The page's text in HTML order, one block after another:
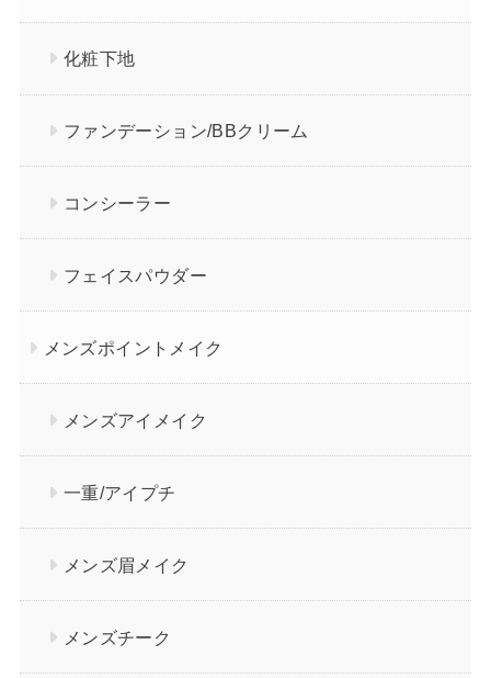
化粧下地
ファンデーション/BBクリーム
コンシーラー
フェイスパウダー
メンズポイントメイク
メンズアイメイク
一重/アイプチ
メンズ眉メイク
メンズチーク